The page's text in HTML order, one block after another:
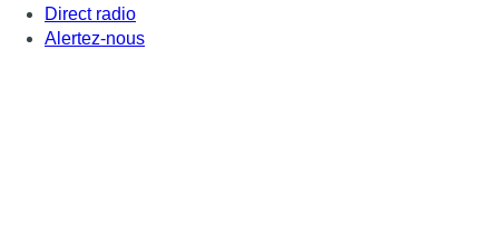
Direct radio
Alertez-nous